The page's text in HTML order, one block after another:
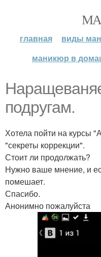
главная виды
маникюр в
подругам.
Хотела пойти на курсы
"секреты коррекции".
Стоит ли продолжать?
Нужно ваше мнение, и
помешает.
Спасибо.
Анонимно пожалуйста